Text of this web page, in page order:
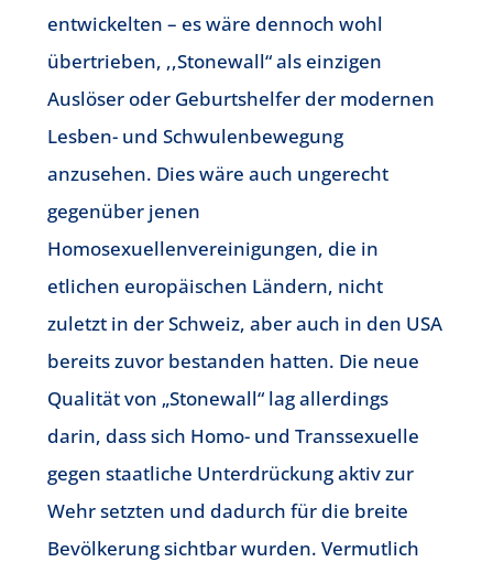
entwickelten – es wäre dennoch wohl
übertrieben, ,,Stonewall“ als einzigen
Auslöser oder Geburtshelfer der modernen
Lesben- und Schwulenbewegung
anzusehen. Dies wäre auch ungerecht
gegenüber jenen
Homosexuellenvereinigungen, die in
etlichen europäischen Ländern, nicht
zuletzt in der Schweiz, aber auch in den USA
bereits zuvor bestanden hatten. Die neue
Qualität von „Stonewall“ lag allerdings
darin, dass sich Homo- und Transsexuelle
gegen staatliche Unterdrückung aktiv zur
Wehr setzten und dadurch für die breite
Bevölkerung sichtbar wurden. Vermutlich